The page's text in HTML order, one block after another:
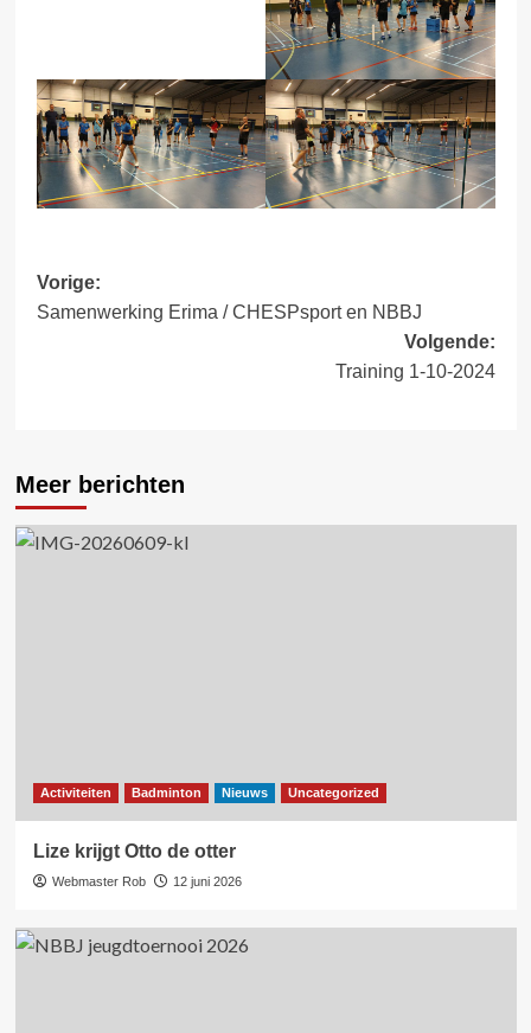
Bericht
navigatie
Vorige:
Samenwerking Erima / CHESPsport en NBBJ
Volgende:
Training 1-10-2024
Meer berichten
Activiteiten Badminton Nieuws Uncategorized
Lize krijgt Otto de otter
Webmaster Rob 12 juni 2026